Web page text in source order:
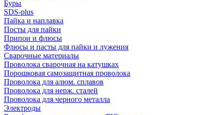
Буры
SDS-plus
Пайка и наплавка
Посты для пайки
Припои и флюсы
Флюсы и пасты для пайки и лужения
Сварочные материалы
Проволока сварочная на катушках
Порошковая самозащитная проволока
Проволока для алюм. сплавов
Проволока для нерж. сталей
Проволока для черного металла
Электроды